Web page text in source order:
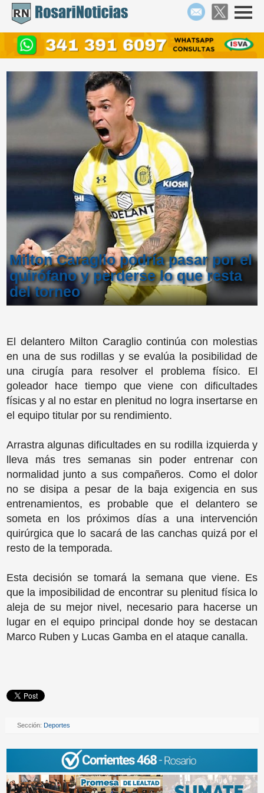
Milton Caraglio podría pasar por el
quirófano y perderse lo que resta
del torneo
El delantero Milton Caraglio continúa con molestias
en una de sus rodillas y se evalúa la posibilidad de
una cirugía para resolver el problema físico. El
goleador hace tiempo que viene con dificultades
físicas y al no estar en plenitud no logra insertarse en
el equipo titular por su rendimiento.
Arrastra algunas dificultades en su rodilla izquierda y
lleva más tres semanas sin poder entrenar con
normalidad junto a sus compañeros. Como el dolor
no se disipa a pesar de la baja exigencia en sus
entrenamientos, es probable que el delantero se
someta en los próximos días a una intervención
quirúrgica que lo sacará de las canchas quizá por el
resto de la temporada.
Esta decisión se tomará la semana que viene. Es
que la imposibilidad de encontrar su plenitud física lo
aleja de su mejor nivel, necesario para hacerse un
lugar en el equipo principal donde hoy se destacan
Marco Ruben y Lucas Gamba en el ataque canalla.
Sección: Deportes